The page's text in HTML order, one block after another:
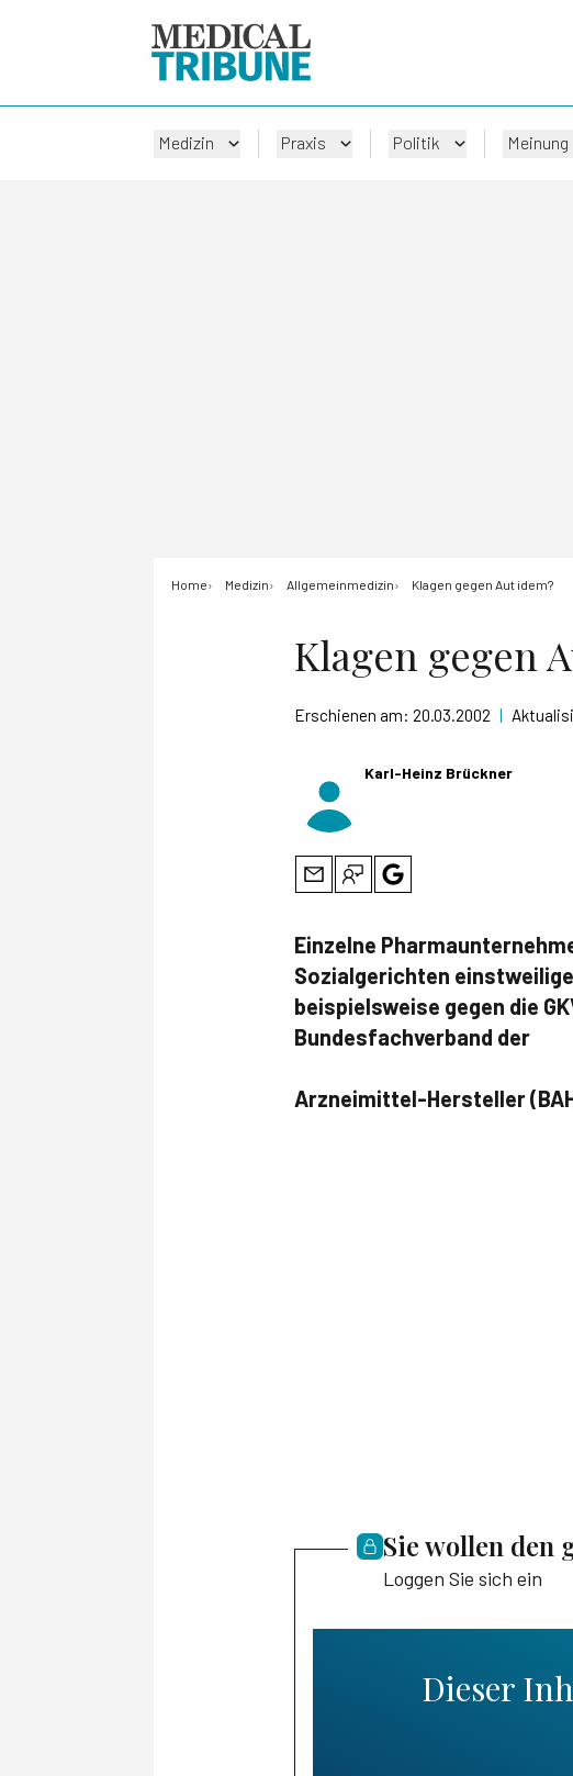
Medizin Praxis Politik Meinung
Home Medizin Allgemeinmedizin Klagen gegen Aut idem?
Klagen gegen
Erschienen am: 20.03.2002 |
Karl-Heinz Brückner
Einzelne
Sozialgerichten
beispielsweise gegen die
Bundesfachverband der
Arzneimittel-Hersteller
Sie wollen den
Loggen Sie sich ein
Dieser